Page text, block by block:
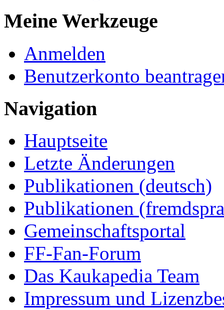
Meine Werkzeuge
Anmelden
Benutzerkonto
Navigation
Hauptseite
Letzte Änderungen
Publikationen (deutsch)
Publikationen
Gemeinschaftsportal
FF-Fan-Forum
Das Kaukapedia Team
Impressum und